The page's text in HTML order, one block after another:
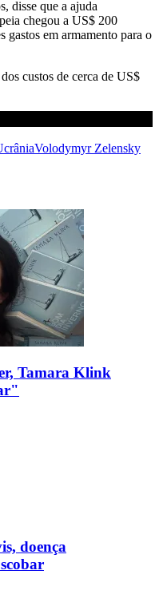
disse que a ajuda
chegou a US$ 200
em armamento para o
custos de cerca de US$
Volodymyr Zelensky
Tamara Klink
doença